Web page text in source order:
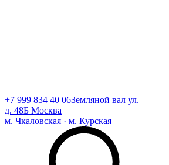
+7 999 834 40 06Земляной вал ул.
д. 48Б Москва
м. Чкаловская · м. Курская